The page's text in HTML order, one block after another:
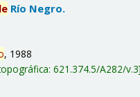
Río Negro.
, 1988
621.374.5/A282/v.3